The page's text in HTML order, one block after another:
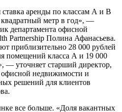
ставка аренды по классам А и В
квадратный метр в год», —
департамента офисной
Partnership Полина Афанасьева.
приблизительно 28 000 рублей
помещений класса А и 19 000
— уточняет старший директор,
офисной недвижимости и
решений для клиентов
все больше. «Доля вакантных